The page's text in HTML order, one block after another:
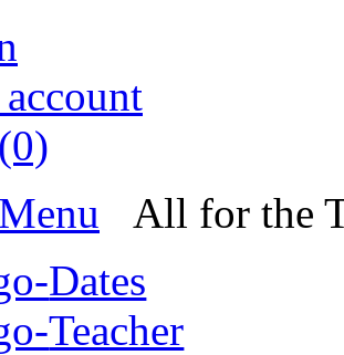
All for the
Dates
Teacher